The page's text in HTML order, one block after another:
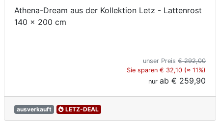
Athena-Dream aus der Kollektion Letz - Lattenrost
140 x 200 cm
unser Preis € 292,00
Sie sparen € 32,10 (≈ 11%)
nur ab € 259,90
ausverkauft LETZ-DEAL